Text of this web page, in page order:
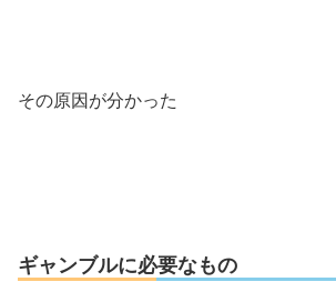
その原因が分かった
ギャンブルに必要なもの